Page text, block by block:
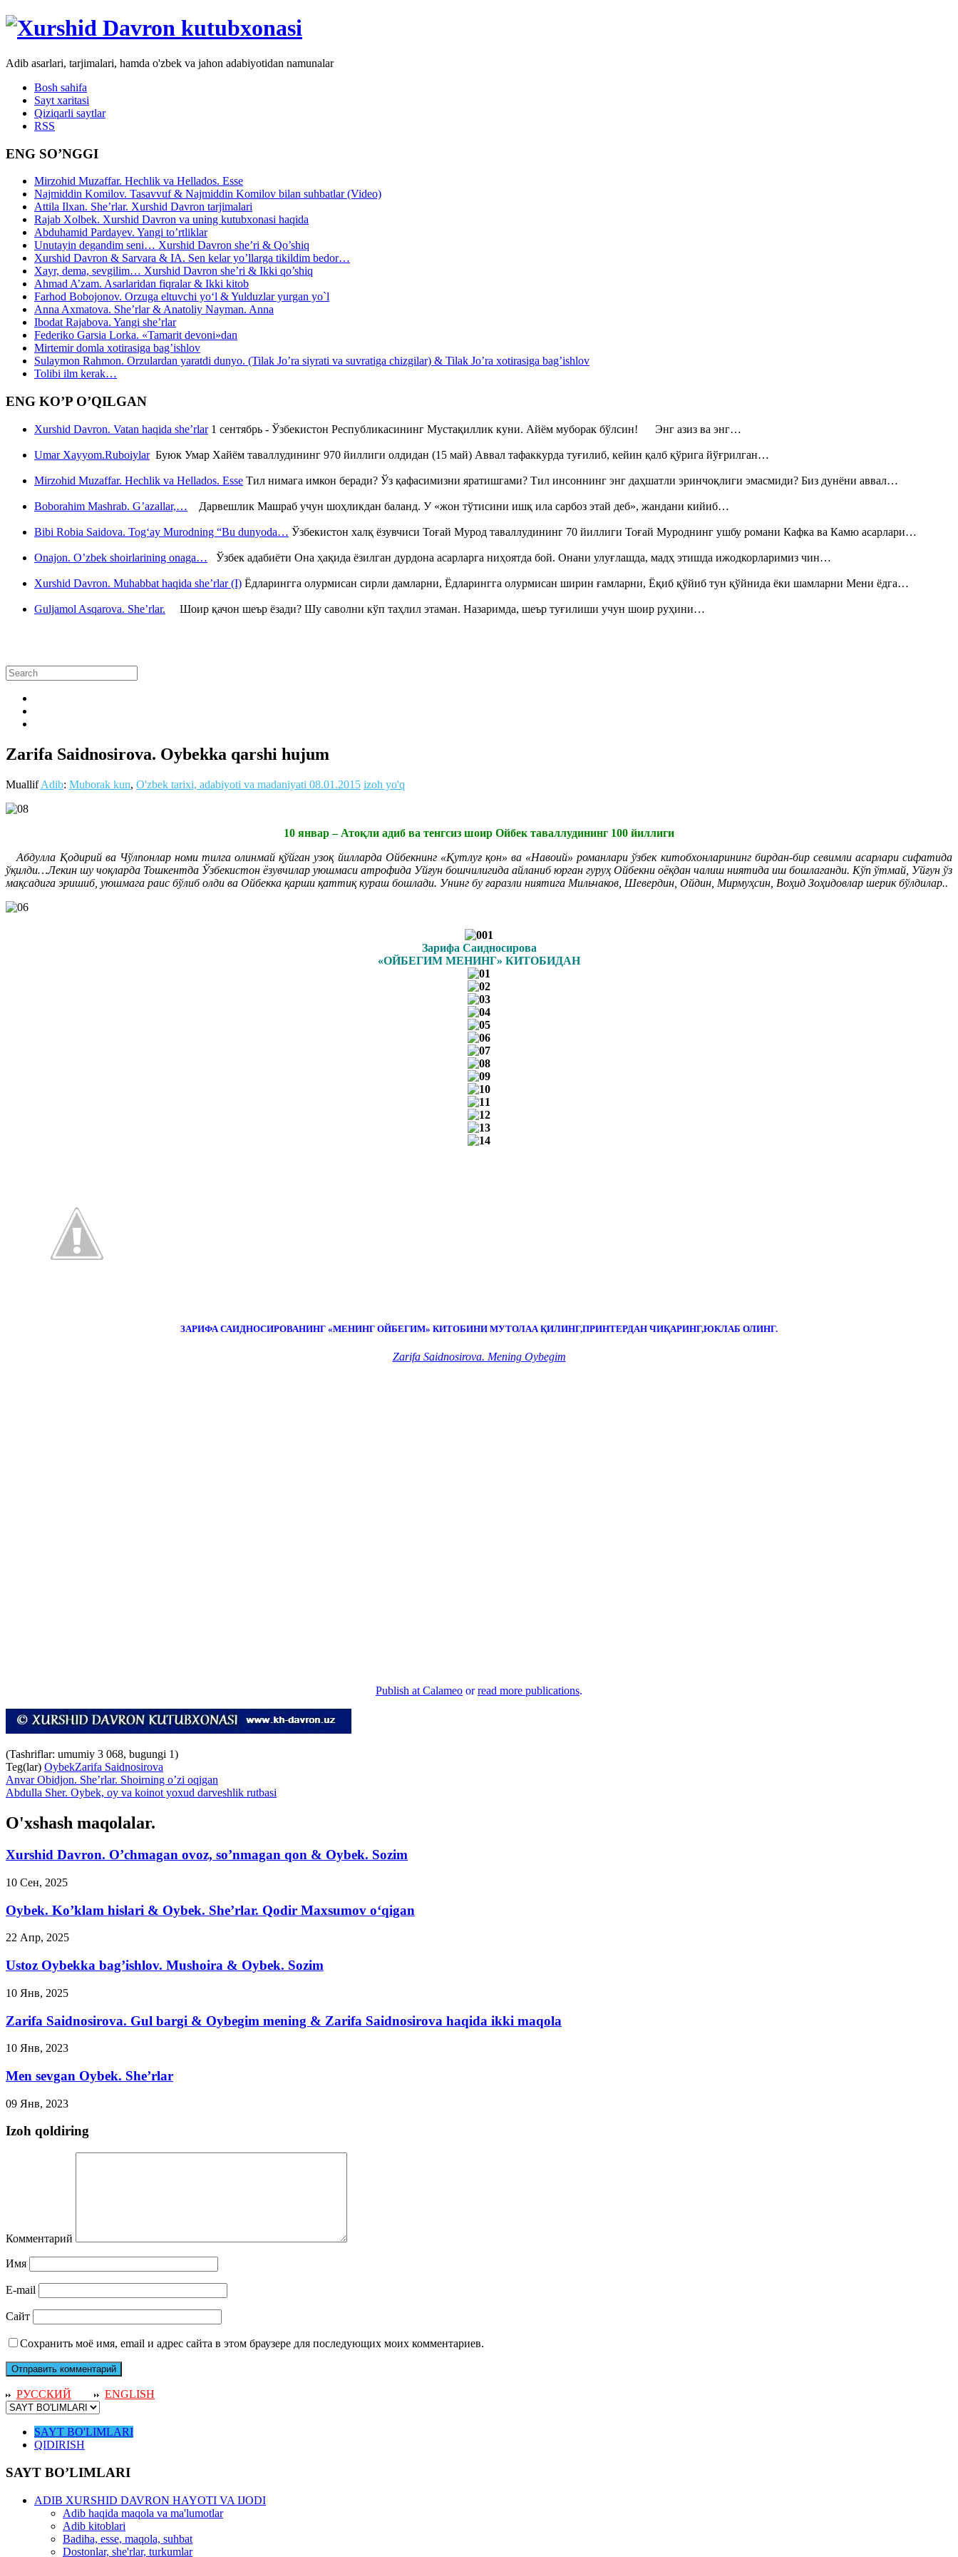
Adib asarlari, tarjimalari, hamda o'zbek va jahon adabiyotidan namunalar
Bosh sahifa
Sayt xaritasi
Qiziqarli saytlar
RSS
ENG SO’NGGI
Mirzohid Muzaffar. Hechlik va Hellados. Esse
Najmiddin Komilov. Tasavvuf & Najmiddin Komilov bilan suhbatlar (Video)
Attila Ilxan. She’rlar. Xurshid Davron tarjimalari
Rajab Xolbek. Xurshid Davron va uning kutubxonasi haqida
Abduhamid Pardayev. Yangi to’rtliklar
Unutayin degandim seni… Xurshid Davron she’ri & Qo’shiq
Xurshid Davron & Sarvara & IA. Sen kelar yo’llarga tikildim bedor…
Xayr, dema, sevgilim… Xurshid Davron she’ri & Ikki qo’shiq
Ahmad A’zam. Asarlaridan fiqralar & Ikki kitob
Farhod Bobojonov. Orzuga eltuvchi yo‘l & Yulduzlar yurgan yo`l
Anna Axmatova. She’rlar & Anatoliy Nayman. Anna
Ibodat Rajabova. Yangi she’rlar
Federiko Garsia Lorka. «Tamarit devoni»dan
Mirtemir domla xotirasiga bag’ishlov
Sulaymon Rahmon. Orzulardan yaratdi dunyo. (Tilak Jo’ra siyrati va suvratiga chizgilar) & Tilak Jo’ra xotirasiga bag’ishlov
Tolibi ilm kerak…
ENG KO’P O’QILGAN
Xurshid Davron. Vatan haqida she’rlar1 сентябрь - Ўзбекистон Республикасининг Мустақиллик куни. Айём муборак бўлсин! Энг азиз ва энг…
Umar Xayyom.RuboiylarБуюк Умар Хайём таваллудининг 970 йиллиги олдидан (15 май) Аввал тафаккурда туғилиб, кейин қалб қўрига йўғрилган…
Mirzohid Muzaffar. Hechlik va Hellados. Esse Тил нимага имкон беради? Ўз қафасимизни яратишгами? Тил инсоннинг энг даҳшатли эринчоқлиги эмасмиди? Биз дунёни аввал…
Boborahim Mashrab. G’azallar,… Дарвешлик Машраб учун шоҳликдан баланд. У «жон тўтисини ишқ ила сарбоз этай деб», жандани кийиб…
Bibi Robia Saidova. Tog‘ay Murodning “Bu dunyoda… Ўзбекистон халқ ёзувчиси Тоғай Мурод таваллудининг 70 йиллиги Тоғай Муроднинг ушбу романи Кафка ва Камю асарлари…
Onajon. O’zbek shoirlarining onaga… Ўзбек адабиёти Она ҳақида ёзилган дурдона асарларга ниҳоятда бой. Онани улуғлашда, мадҳ этишда ижодкорларимиз чин…
Xurshid Davron. Muhabbat haqida she’rlar (I) Ёдларингга олурмисан сирли дамларни, Ёдларингга олурмисан ширин ғамларни, Ёқиб қўйиб тун қўйнида ёки шамларни Мени ёдга…
Guljamol Asqarova. She’rlar. Шоир қачон шеър ёзади? Шу саволни кўп таҳлил этаман. Назаримда, шеър туғилиши учун шоир руҳини…
Zarifa Saidnosirova. Oybekka qarshi hujum
MuallifAdib: Muborak kun, O'zbek tarixi, adabiyoti va madaniyati 08.01.2015 izoh yo'q
10 январ – Атоқли адиб ва тенгсиз шоир Ойбек таваллудининг 100 йиллиги
Абдулла Қодирий ва Чўлпонлар номи тилга олинмай қўйган узоқ йилларда Ойбекнинг «Қутлуғ қон» ва «Навоий» романлари ўзбек китобхонларининг бирдан-бир севимли асарлари сифатида
ўқилди…Лекин шу чоқларда Тошкентда Ўзбекистон ёзувчилар уюшмаси атрофида Уйғун бошчилигида айланиб юрган гуруҳ Ойбекни оёқдан чалиш ниятида иш бошлаганди. Кўп ўтмай, Уйғун ўз
мақсадига эришиб, уюшмага раис бўлиб олди ва Ойбекка қарши қаттиқ кураш бошлади. Унинг бу ғаразли ниятига Мильчаков, Шевердин, Ойдин, Мирмуҳсин, Воҳид Зоҳидовлар шерик бўлдилар..
Зарифа Саидносирова
«ОЙБЕГИМ МЕНИНГ» КИТОБИДАН
ЗАРИФА САИДНОСИРОВАНИНГ «МЕНИНГ ОЙБЕГИМ» КИТОБИНИ МУТОЛАА ҚИЛИНГ,ПРИНТЕРДАН ЧИҚАРИНГ,ЮКЛАБ ОЛИНГ.
Zarifa Saidnosirova. Mening Oybegim
Publish at Calameo orread more publications.
(Tashriflar: umumiy 3 068, bugungi 1)
Teg(lar) OybekZarifa Saidnosirova
Anvar Obidjon. She’rlar. Shoirning o’zi oqigan
Abdulla Sher. Oybek, oy va koinot yoxud darveshlik rutbasi
O'xshash maqolalar.
Xurshid Davron. O’chmagan ovoz, so’nmagan qon & Oybek. Sozim
10 Сен, 2025
Oybek. Ko’klam hislari & Oybek. She’rlar. Qodir Maxsumov o‘qigan
22 Апр, 2025
Ustoz Oybekka bag’ishlov. Mushoira & Oybek. Sozim
10 Янв, 2025
Zarifa Saidnosirova. Gul bargi & Oybegim mening & Zarifa Saidnosirova haqida ikki maqola
10 Янв, 2023
Men sevgan Oybek. She’rlar
09 Янв, 2023
Izoh qoldiring
Комментарий
Имя
E-mail
Сайт
Сохранить моё имя, email и адрес сайта в этом браузере для последующих моих комментариев.
РУССКИЙ ENGLISH
SAYT BO'LIMLARI
QIDIRISH
SAYT BO’LIMLARI
ADIB XURSHID DAVRON HAYOTI VA IJODI
Adib haqida maqola va ma'lumotlar
Adib kitoblari
Badiha, esse, maqola, suhbat
Dostonlar, she'rlar, turkumlar